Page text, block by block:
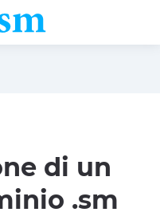
di un
.sm